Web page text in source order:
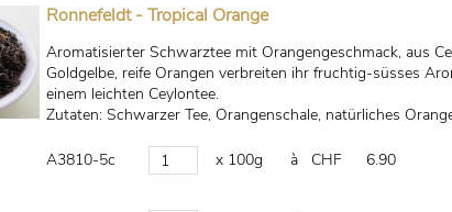
Ronnefeldt - Tropical Orange
Aromatisierter Schwarztee mit Orangengeschmack, aus
Goldgelbe, reife Orangen verbreiten ihr fruchtig-süsses
einem leichten Ceylontee.
Zutaten: Schwarzer Tee, Orangenschale, natürliches
A3810-5c x 100g à CHF 6.90